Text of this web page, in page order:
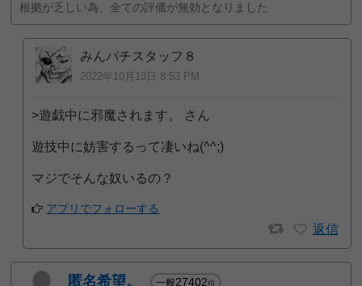
根拠が乏しい為、全ての評価が無効となりました
みんパチスタッフ８
2022年10月13日 8:53 PM
>遊戯中に邪魔されます。 さん
遊技中に妨害するって凄いね(^^;)
マジでそんな奴いるの？
アプリでフォローする
返信
匿名希望。 一般27402位